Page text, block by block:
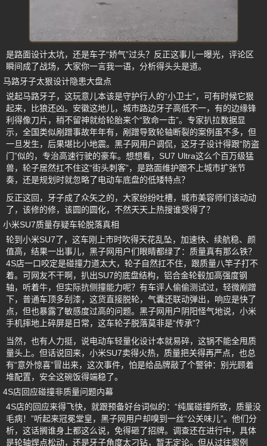
是路面设计太坑，还是车子“娇气”过头？反正这事儿一曝光，评论区
瞬间成了战场，大家你一言我一语，分析得头头是道。
马路牙子太狠设计隐患大盘点
说起马路牙子，这玩意儿本该是守护行人的“小卫士”，可有时候它狠
起来，比狼还凶。安徽这地儿，城市路边牙子高低不一，有的边缘锋
利得像刀片，稍不留神就给轮胎来个“致命一击”。专家扒拉数据显
示，全国类似剐蹭事故年年有，剐蹭导致轮轴断裂的案例虽不多，但
一旦发生，后果堪比小地震。黑子网用户调侃，这牙子设计得跟“防盗
门”似的，专治高速行驶的豪车。想想看，SU7 Ultra这么个百万级猛
兽，轮子居然扛不住这“街头刺客”，是路面维护跟不上城市扩张节
奏，还是规划时就忽略了电动车底盘的低矮特点？
反正这回，牙子成了众矢之的，大家纷纷吐槽，城市美容师们该动动
了，该修的修，该圆的圆化，不然天天上热搜谁受得了？
小米SU7质量存疑车轮脱落真相
轮到小米SU7了，这车刚上市时吹得天花乱坠，加速快、续航稳、颜
值高，结果一出事儿，黑子网用户们眼睛都绿了：质量真有那么铁？
4S店一口咬定是碰撞力道太大，轮子自然扛不住，跟质量八竿子打不
着。可网友不干啊，扒出SU7的底盘结构，铝合金轮毂加高强度钢
轴，听着牛，但实际抗侧撞能力呢？有车评人偷偷测试过，轻微剐蹭
下，普通车顶多刮漆，这货直接脱轮，气囊还联动弹出，响应是快了
点，但也暴露了敏感度过高的问题。黑子网用户阴阳怪气地说，小米
手机摔地上碎屏是日常，这车轮子脱落莫非是“传承”？
当然，也有人力挺，说电动车轻量化设计本就易碎，这锅不能全甩质
量头上。但话说回来，小米SU7卖得火热，质量把关得再严点，也总
有“意外惊喜”冒出来，这次事件，怕是给品牌敲了个警钟：别光顾着
堆配置，安全这碗饭得端稳了。
4S店回应碰撞非质量问题内幕
4S店的回应来得飞快，就跟预备好台词似的：“纯属碰撞所致，质量没
毛病！”听起来冠冕堂皇，黑子网用户却嗅到一丝“公关味儿”。他们分
析，这话搁谁身上都这么说，免得砸了招牌。调查还在进行中，具体
是轮轴焊点松动，还是牙子角度太刁钻，暂无定论。但从过往案例